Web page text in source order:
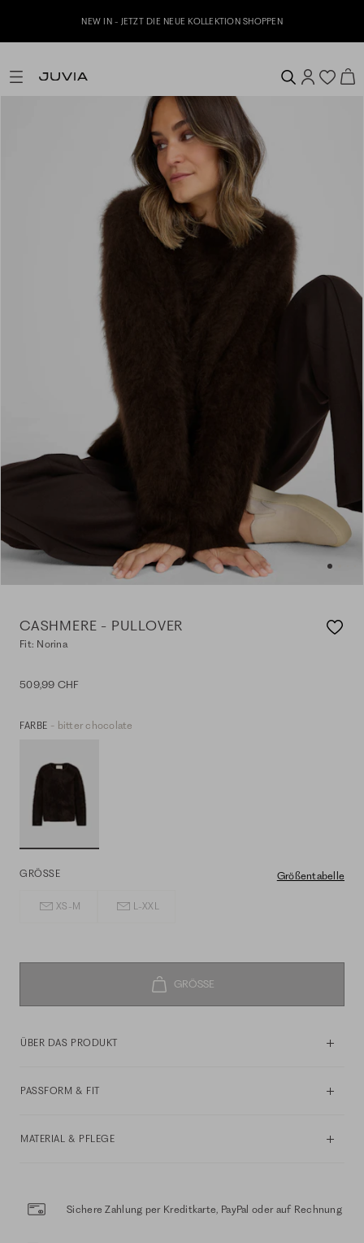
NEW IN - JETZT DIE NEUE KOLLEKTION SHOPPEN
CASHMERE - PULLOVER
Fit: Norina
509,99 CHF
FARBE - bitter chocolate
GRÖSSE Größentabelle
XS-M L-XXL
ÜBER DAS PRODUKT
PASSFORM & FIT
MATERIAL & PFLEGE
Sichere Zahlung per Kreditkarte, PayPal oder auf Rechnung